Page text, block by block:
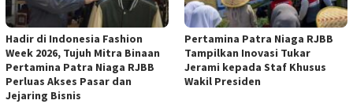
Hadir di Indonesia Fashion
Week 2026, Tujuh Mitra Binaan
Pertamina Patra Niaga RJBB
Perluas Akses Pasar dan
Jejaring Bisnis
Pertamina Patra Niaga RJBB
Tampilkan Inovasi Tukar
Jerami kepada Staf Khusus
Wakil Presiden